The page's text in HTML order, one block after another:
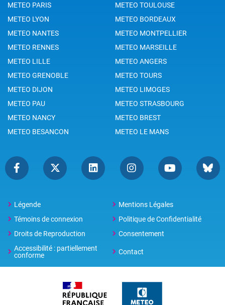
METEO PARIS
METEO TOULOUSE
METEO LYON
METEO BORDEAUX
METEO NANTES
METEO MONTPELLIER
METEO RENNES
METEO MARSEILLE
METEO LILLE
METEO ANGERS
METEO GRENOBLE
METEO TOURS
METEO DIJON
METEO LIMOGES
METEO PAU
METEO STRASBOURG
METEO NANCY
METEO BREST
METEO BESANCON
METEO LE MANS
Légende
Mentions Légales
Témoins de connexion
Politique de Confidentialité
Droits de Reproduction
Consentement
Accessibilité : partiellement
conforme
Contact